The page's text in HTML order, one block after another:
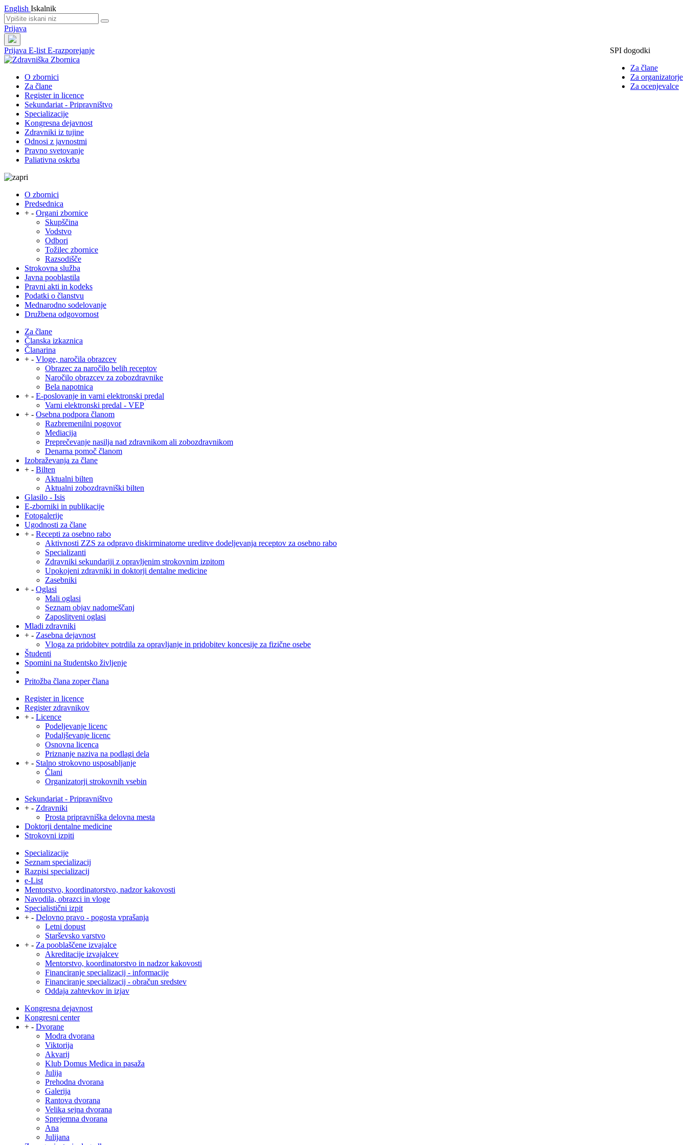
English Iskalnik
Prijava
Prijava
SPI dogodki
Za člane
Za organizatorje
Za ocenjevalce
E-list E-razporejanje
O zbornici
Za člane
Register in licence
Sekundariat - Pripravništvo
Specializacije
Kongresna dejavnost
Zdravniki iz tujine
Odnosi z javnostmi
Pravno svetovanje
Paliativna oskrba
O zbornici
Predsednica
+ - Organi zbornice
Skupščina
Vodstvo
Odbori
Tožilec zbornice
Razsodišče
Strokovna služba
Javna pooblastila
Pravni akti in kodeks
Podatki o članstvu
Mednarodno sodelovanje
Družbena odgovornost
Za člane
Članska izkaznica
Članarina
+ - Vloge, naročila obrazcev
Obrazec za naročilo belih receptov
Naročilo obrazcev za zobozdravnike
Bela napotnica
+ - E-poslovanje in varni elektronski predal
Varni elektronski predal - VEP
+ - Osebna podpora članom
Razbremenilni pogovor
Mediacija
Preprečevanje nasilja nad zdravnikom ali zobozdravnikom
Denarna pomoč članom
Izobraževanja za člane
+ - Bilten
Aktualni bilten
Aktualni zobozdravniški bilten
Glasilo - Isis
E-zborniki in publikacije
Fotogalerije
Ugodnosti za člane
+ - Recepti za osebno rabo
Aktivnosti ZZS za odpravo diskirminatorne ureditve dodeljevanja receptov za osebno rabo
Specializanti
Zdravniki sekundariji z opravljenim strokovnim izpitom
Upokojeni zdravniki in doktorji dentalne medicine
Zasebniki
+ - Oglasi
Mali oglasi
Seznam objav nadomeščanj
Zaposlitveni oglasi
Mladi zdravniki
+ - Zasebna dejavnost
Vloga za pridobitev potrdila za opravljanje in pridobitev koncesije za fizične osebe
Študenti
Spomini na študentsko življenje
Pritožba člana zoper člana
Register in licence
Register zdravnikov
+ - Licence
Podeljevanje licenc
Podaljševanje licenc
Osnovna licenca
Priznanje naziva na podlagi dela
+ - Stalno strokovno usposabljanje
Člani
Organizatorji strokovnih vsebin
Sekundariat - Pripravništvo
+ - Zdravniki
Prosta pripravniška delovna mesta
Doktorji dentalne medicine
Strokovni izpiti
Specializacije
Seznam specializacij
Razpisi specializacij
e-List
Mentorstvo, koordinatorstvo, nadzor kakovosti
Navodila, obrazci in vloge
Specialistični izpit
+ - Delovno pravo - pogosta vprašanja
Letni dopust
Starševsko varstvo
+ - Za pooblaščene izvajalce
Akreditacije izvajalcev
Mentorstvo, koordinatorstvo in nadzor kakovosti
Financiranje specializacij - informacije
Financiranje specializacij - obračun sredstev
Oddaja zahtevkov in izjav
Kongresna dejavnost
Kongresni center
+ - Dvorane
Modra dvorana
Viktorija
Akvarij
Klub Domus Medica in pasaža
Julija
Prehodna dvorana
Galerija
Rantova dvorana
Velika sejna dvorana
Sprejemna dvorana
Ana
Julijana